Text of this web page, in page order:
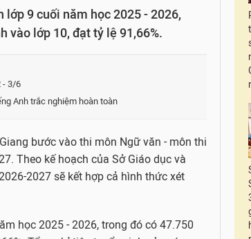
lớp 9 cuối năm học 2025 - 2026,
vào lớp 10, đạt tỷ lệ 91,66%.
- 3/6
Anh trắc nghiệm hoàn toàn
bước vào thi môn Ngữ văn - môn thi
Theo kế hoạch của Sở Giáo dục và
2027 sẽ kết hợp cả hình thức xét
học 2025 - 2026, trong đó có 47.750